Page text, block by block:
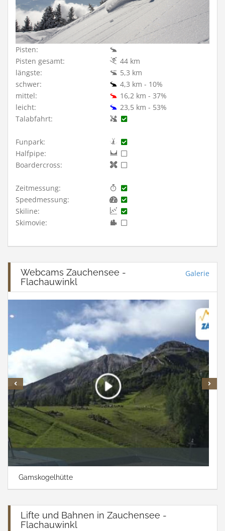
Pisten:
Pisten gesamt:
44 km
längste:
5,3 km
schwer:
4,3 km - 10%
mittel:
16,2 km - 37%
leicht:
23,5 km - 53%
Talabfahrt:
Funpark:
Halfpipe:
Boardercross:
Zeitmessung:
Speedmessung:
Skiline:
Skimovie:
Webcams Zauchensee -
Flachauwinkl
Galerie
Gamskogelhütte
Lifte und Bahnen in Zauchensee -
Flachauwinkl